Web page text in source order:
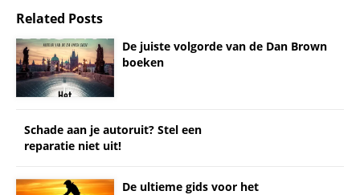
Related Posts
De juiste volgorde van de Dan Brown
boeken
Schade aan je autoruit? Stel een
reparatie niet uit!
De ultieme gids voor het